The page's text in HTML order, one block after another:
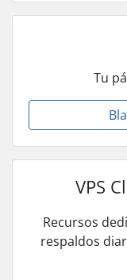
Tu
VPS
Recursos
respaldos